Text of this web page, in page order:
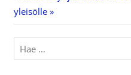
Post:
yleisölle